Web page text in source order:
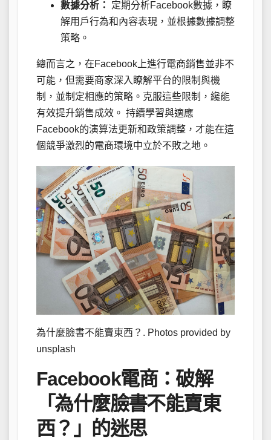
數據分析：
定期分析Facebook數據，瞭
解用戶行為和內容表現，並根據數據調整
策略。
總而言之，在Facebook上進行電商銷售並非不
可能，但需要商家深入瞭解平台的限制與機
制，並制定相應的策略。克服這些限制，纔能
有效提升銷售成效。 持續學習與適應
Facebook的演算法更新和政策調整，才能在這
個競爭激烈的電商環境中立於不敗之地。
為什麼臉書不能賣東西？. Photos provided by
unsplash
Facebook電商：破解
「為什麼臉書不能賣東
西？」的迷思